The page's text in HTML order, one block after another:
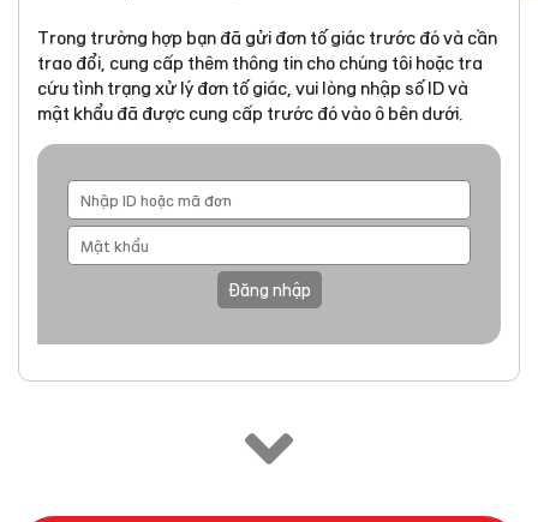
Trong trường hợp bạn đã gửi đơn tố giác trước đó và cần
trao đổi, cung cấp thêm thông tin cho chúng tôi hoặc tra
cứu tình trạng xử lý đơn tố giác, vui lòng nhập số ID và
mật khẩu đã được cung cấp trước đó vào ô bên dưới.
Đăng nhập